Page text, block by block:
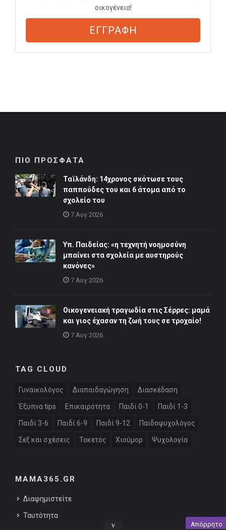
οικογένεια!
ΕΓΓΡΑΦΗ
ΠΙΟ ΠΡΟΣΦΑΤΑ
Ταϊλάνδη: 14χρονος σκότωσε τους
παππούδες του και 6 άτομα από το
σχολείο του
7 Αυγ 2026
Υπ. Παιδείας: «η τεχνητή νοημοσύνη
μπαίνει στα σχολεία με αυστηρούς
κανόνες»
7 Αυγ 2026
Οικογενειακή τραγωδία στις Σέρρες: μαμά
και γιος έχασαν τη ζωή τους σε τροχαίο!
7 Αυγ 2026
TAG CLOUD
Γυναικολόγος Διαπαιδαγώγηση Διασκέδαση
Έξυπνα tips Επικαιρότητα Παιδί 0-1 Παιδί 1-3
Παιδί 3-6 Παιδί 6-9 Παιδί 9-12 Παιδοψυχολόγος
Σεξ και σχέσεις Τοκετός Χιούμορ Ψυχολογία
MAMA365.GR
Διαφημιστείτε
Ταυτότητα
Απόρρητο
v